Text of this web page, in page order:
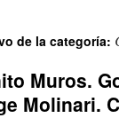
de la categoría:
Muros.
Molinari.